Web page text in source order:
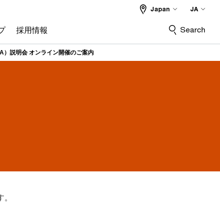
採用情報
Japan JA
Search
）説明会 オンライン開催のご案内